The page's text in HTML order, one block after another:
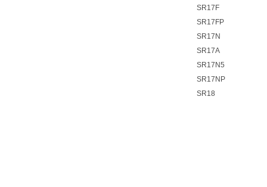
SR17F
SR17FP
SR17N
SR17A
SR17N5
SR17NP
SR18